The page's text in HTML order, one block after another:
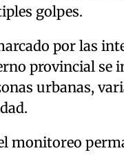
golpes.
por las
provincial se
urbanas,
monitoreo